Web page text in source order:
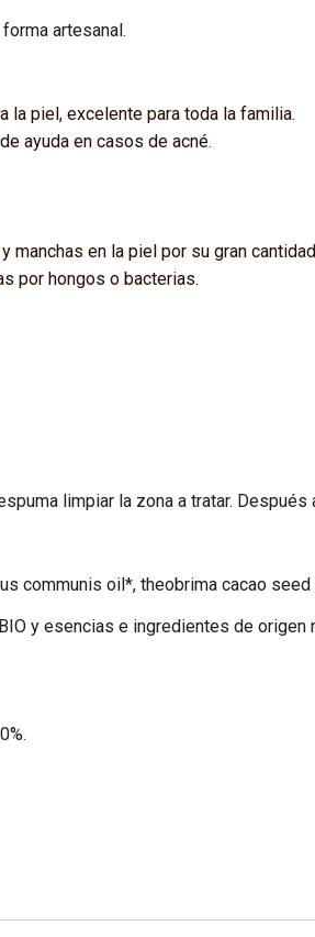
artesanal.
la piel, excelente para toda la familia.
ayuda en casos de acné.
manchas en la piel por su gran
por hongos o bacterias.
limpiar la zona a tratar. Después
communis oil*, theobrima cacao
y esencias e ingredientes de origen